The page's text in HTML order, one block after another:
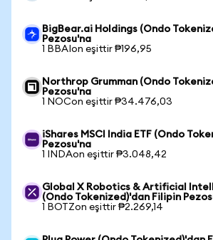
BigBear.ai Holdings (Ondo
Pezosu'na
1 BBAIon eşittir ₱196,95
Northrop Grumman (Ondo
Pezosu'na
1 NOCon eşittir ₱34.476,03
iShares MSCI India ETF (Ondo
Pezosu'na
1 INDAon eşittir ₱3.048,42
Global X Robotics & Artificial
(Ondo Tokenized)'dan Filipin
1 BOTZon eşittir ₱2.269,14